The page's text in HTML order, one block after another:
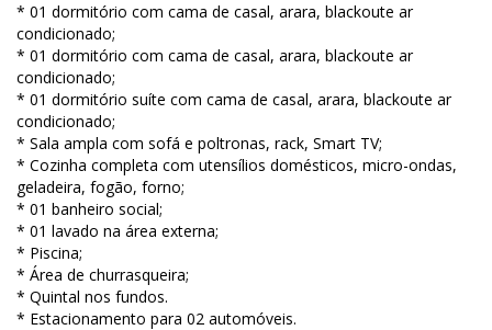
* 01 dormitório com cama de casal, arara, blackoute ar
condicionado;
* 01 dormitório com cama de casal, arara, blackoute ar
condicionado;
* 01 dormitório suíte com cama de casal, arara, blackoute ar
condicionado;
* Sala ampla com sofá e poltronas, rack, Smart TV;
* Cozinha completa com utensílios domésticos, micro-ondas,
geladeira, fogão, forno;
* 01 banheiro social;
* 01 lavado na área externa;
* Piscina;
* Área de churrasqueira;
* Quintal nos fundos.
* Estacionamento para 02 automóveis.